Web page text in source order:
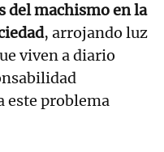
del machismo en la
, arrojando luz
viven a diario
este problema